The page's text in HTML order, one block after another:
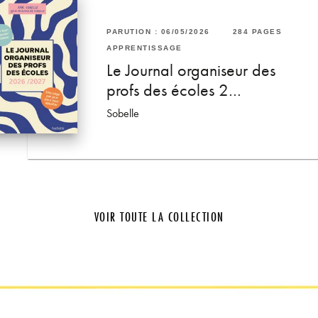
PAGES
son bac
: 08/01/2025
avec Lilian
Malatrait
PARUTION : 06/05/2026 284 PAGES
APPRENTISSAGE
Le Journal organiseur des
profs des écoles 2…
Sobelle
VOIR TOUTE LA COLLECTION